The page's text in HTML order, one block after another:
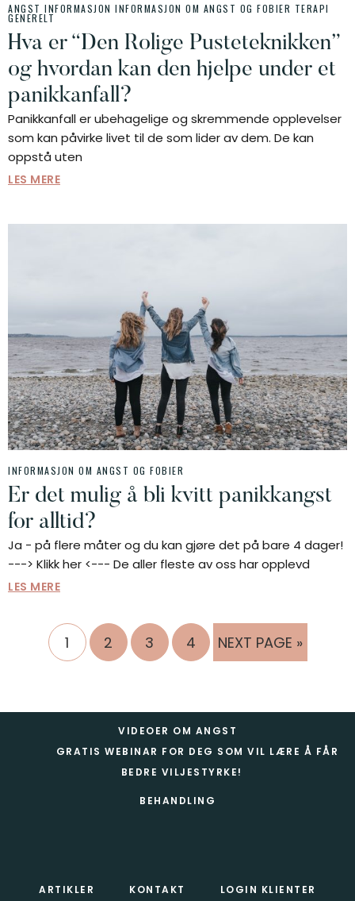
ANGST INFORMASJON INFORMASJON OM ANGST OG FOBIER TERAPI
GENERELT
Hva er “Den Rolige Pusteteknikken”
og hvordan kan den hjelpe under et
panikkanfall?
Panikkanfall er ubehagelige og skremmende opplevelser
som kan påvirke livet til de som lider av dem. De kan
oppstå uten
LES MERE
INFORMASJON OM ANGST OG FOBIER
Er det mulig å bli kvitt panikkangst
for alltid?
Ja - på flere måter og du kan gjøre det på bare 4 dager!
---> Klikk her <--- De aller fleste av oss har opplevd
LES MERE
GÅ
TIL
1 GÅ
TIL
2 GÅ
TIL
3 GÅ
TIL
4 GO
TO
NEXT PAGE »
VIDEOER OM ANGST
GRATIS WEBINAR FOR DEG SOM VIL LÆRE Å FÅR
BEDRE VILJESTYRKE!
BEHANDLING
ARTIKLER KONTAKT LOGIN KLIENTER